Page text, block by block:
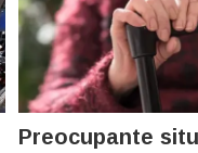
Preocupante